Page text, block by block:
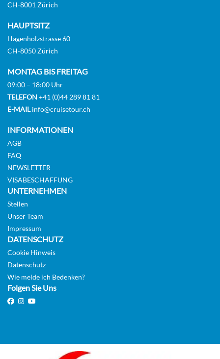
CH-8001 Zürich
HAUPTSITZ
Hagenholzstrasse 60
CH-8050 Zürich
MONTAG BIS FREITAG
09:00 – 18:00 Uhr
TELEFON +41 (0)44 289 81 81
E-MAILinfo@cruisetour.ch
INFORMATIONEN
AGB
FAQ
NEWSLETTER
VISABESCHAFFUNG
UNTERNEHMEN
Stellen
Unser Team
Impressum
DATENSCHUTZ
Cookie Hinweis
Datenschutz
Wie melde ich Bedenken?
Folgen Sie Uns